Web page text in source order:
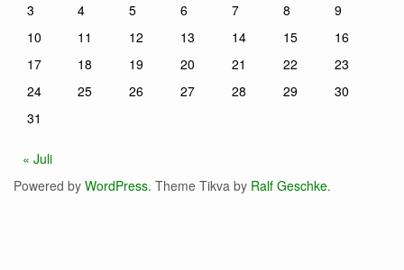
3
4 5 6 7 8
9
10
11 12 13 14 15
16
17
18 19 20 21 22
23
24
25 26 27 28 29
30
31
« Juli
Powered by WordPress. Theme Tikva by Ralf Geschke.